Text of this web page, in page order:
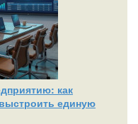
как
единую